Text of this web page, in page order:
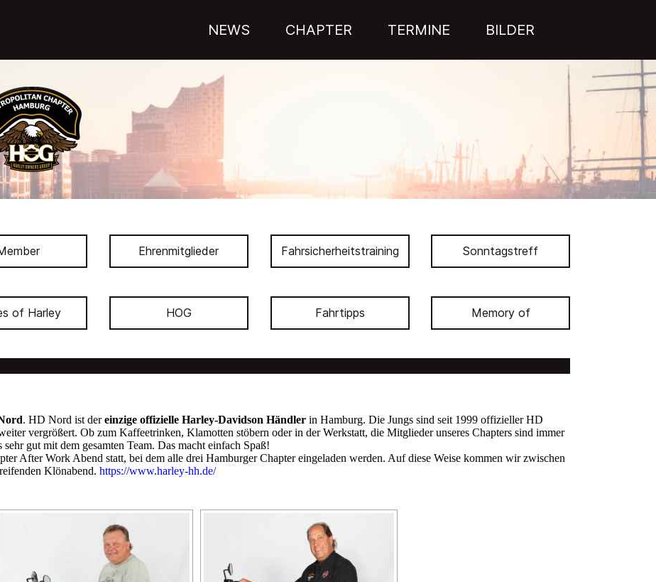
NEWS CHAPTER TERMINE BILDER
Ehrenmitglieder Fahrsicherheitstraining Sonntagstreff
of Harley HOG Fahrtipps Memory of
. HD Nord ist dereinzige offizielle Harley-Davidson Händlerin Hamburg. Die Jungs sind seit 1999 offizieller HD
vergrößert. Ob zum Kaffeetrinken, Klamotten stöbern oder in der Werkstatt, die Mitglieder unseres Chapters sind immer
gut mit dem gesamten Team. Das macht einfach Spaß!
After Work Abend statt, bei dem alle drei Hamburger Chapter eingeladen werden. Auf diese Weise kommen wir zwischen
Klönabend. https://www.harley-hh.de/